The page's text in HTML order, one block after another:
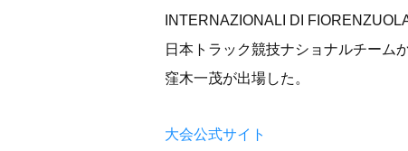
INTERNAZIONALI DI
日本トラック競技ナショナルチーム
窪木一茂が出場した。
大会公式サイト